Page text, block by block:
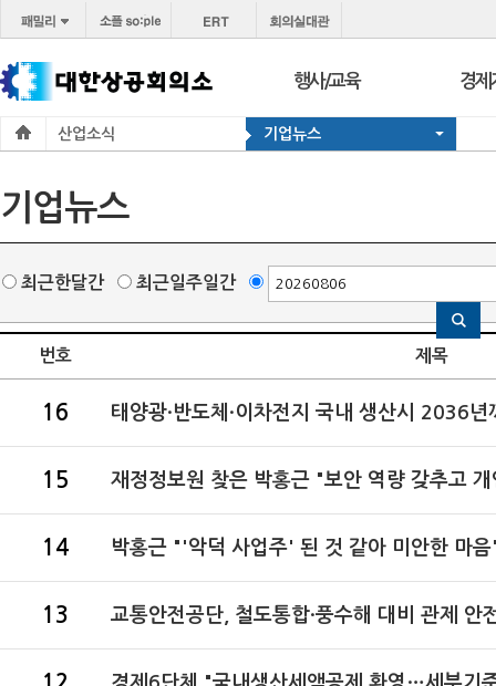
행사/교육
행사
코참경영상담
지역상의
경제
온라
지역
산업소식 기업뉴스
기업뉴스
최근한달간 최근일주일간
번호 제목
16 태양광·반도체·이차전지 국내 생산시 2036
15 재정정보원 찾은 박홍근 "보안 역량 갖추고
14 박홍근 "'악덕 사업주' 된 것 같아 미안한 마
13 교통안전공단, 철도통합·풍수해 대비 관제 안